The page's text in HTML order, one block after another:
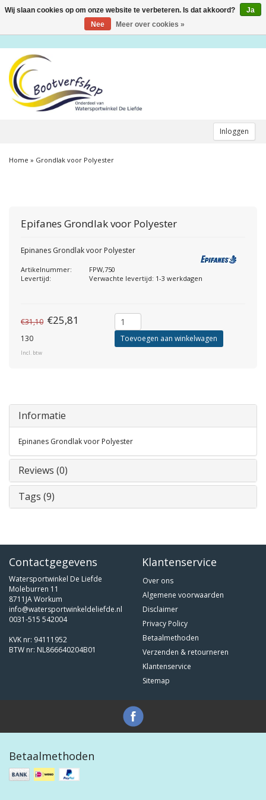
Inloggen
Toggle
Home » Grondlak voor Polyester
Epifanes Grondlak voor Polyester
Epinanes Grondlak voor Polyester
Artikelnummer:
FPW,750
Levertijd:
Verwachte levertijd: 1-3 werkdagen
€31,10 €25,81
130
Incl. btw
Toevoegen aan winkelwagen
Informatie
Epinanes Grondlak voor Polyester
Reviews (0)
Tags (9)
Contactgegevens
Watersportwinkel De Liefde
Moleburren 11
8711JA Workum
info@watersportwinkeldeliefde.nl
0031-515 542004
KVK nr: 94111952
BTW nr: NL866640204B01
Klantenservice
Over ons
Algemene voorwaarden
Disclaimer
Privacy Policy
Betaalmethoden
Verzenden & retourneren
Klantenservice
Sitemap
Betaalmethoden
Wij slaan cookies op om onze website te verbeteren. Is dat akkoord?
Ja
Nee
Meer over cookies »